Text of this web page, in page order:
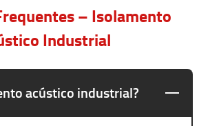
– Isolamento
Industrial
acústico industrial?